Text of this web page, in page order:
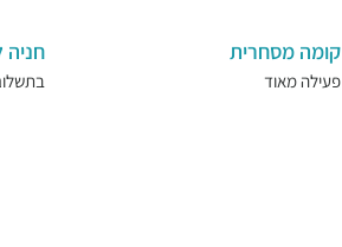
קומה מסחרית
פעילה מאוד
חניה